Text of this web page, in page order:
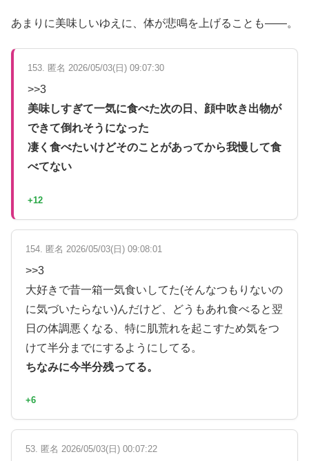
あまりに美味しいゆえに、体が悲鳴を上げることも——。
153. 匿名 2026/05/03(日) 09:07:30
>>3
美味しすぎて一気に食べた次の日、顔中吹き出物が
できて倒れそうになった
凄く食べたいけどそのことがあってから我慢して食
べてない
+12
154. 匿名 2026/05/03(日) 09:08:01
>>3
大好きで昔一箱一気食いしてた(そんなつもりないの
に気づいたらない)んだけど、どうもあれ食べると翌
日の体調悪くなる、特に肌荒れを起こすため気をつ
けて半分までにするようにしてる。
ちなみに今半分残ってる。
+6
53. 匿名 2026/05/03(日) 00:07:22